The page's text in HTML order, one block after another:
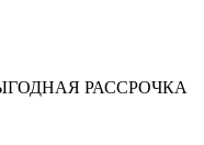
РАССРОЧКА